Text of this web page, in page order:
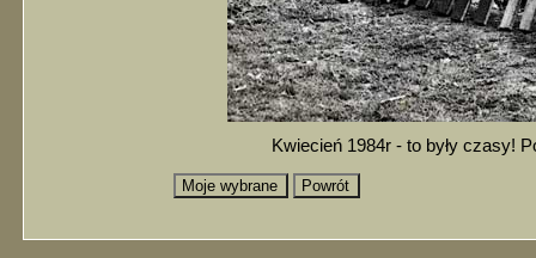
Kwiecień 1984r - to były czasy!